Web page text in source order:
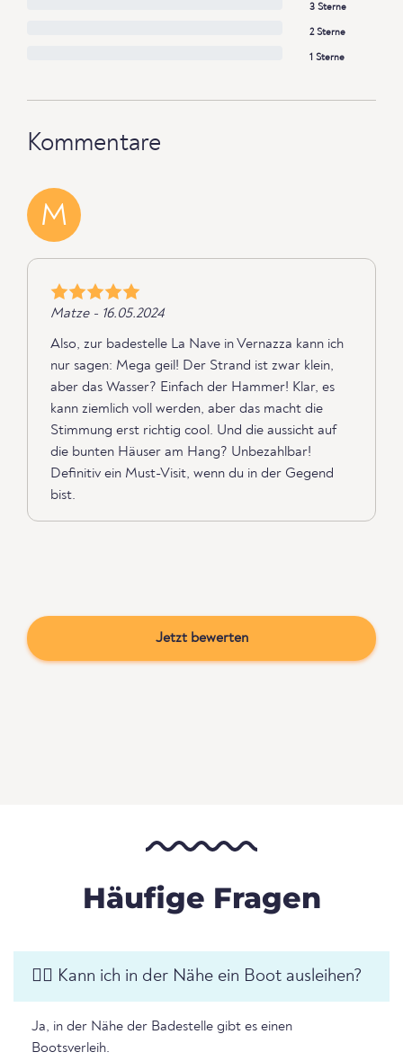
3 Sterne
2 Sterne
1 Sterne
Kommentare
M
Matze - 16.05.2024
Also, zur badestelle La Nave in Vernazza kann ich
nur sagen: Mega geil! Der Strand ist zwar klein,
aber das Wasser? Einfach der Hammer! Klar, es
kann ziemlich voll werden, aber das macht die
Stimmung erst richtig cool. Und die aussicht auf
die bunten Häuser am Hang? Unbezahlbar!
Definitiv ein Must-Visit, wenn du in der Gegend
bist.
Jetzt bewerten
Häufige Fragen
🚣‍♂️ Kann ich in der Nähe ein Boot ausleihen?
Ja, in der Nähe der Badestelle gibt es einen
Bootsverleih.